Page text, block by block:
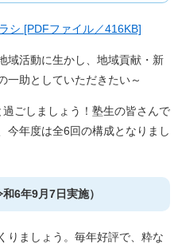
シ [PDFファイル／416KB]
域活動に生かし、地域貢献・新
一助としていただきたい～
ごしましょう！塾生の皆さんで
今年度は全6回の構成となりまし
6年9月7日実施）
りましょう。毎年好評で、粋な